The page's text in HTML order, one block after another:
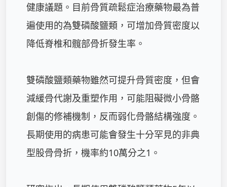
健康議題。目前骨質疏鬆症治療藥物最為普
遍使用的為雙磷酸鹽類，可增加骨質密度以
降低脊椎和髖部骨折發生率。
雙磷酸鹽類藥物雖然可提升骨質密度，但會
減緩骨代謝及重塑作用，可能阻礙微小骨骼
創傷的修補機制，反而弱化骨骼結構強度。
長期使用的病患可能會發生十分罕見的非典
型股骨骨折，機率約10萬分之1。